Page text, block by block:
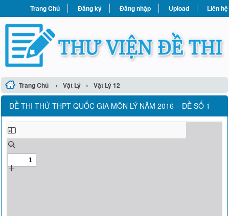
Trang Chủ Đăng ký Đăng nhập Upload Liên hệ
Trang Chủ › Vật Lý › Vật Lý 12
ĐỀ THI THỬ THPT QUỐC GIA MÔN LÝ NĂM 2016 – ĐỀ SỐ 1